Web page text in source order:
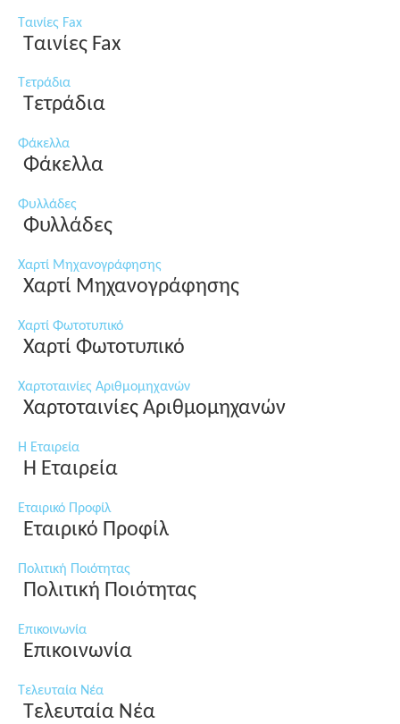
Ταινίες Fax
Ταινίες Fax
Τετράδια
Τετράδια
Φάκελλα
Φάκελλα
Φυλλάδες
Φυλλάδες
Χαρτί Μηχανογράφησης
Χαρτί Μηχανογράφησης
Χαρτί Φωτοτυπικό
Χαρτί Φωτοτυπικό
Χαρτοταινίες Αριθμομηχανών
Χαρτοταινίες Αριθμομηχανών
Η Εταιρεία
Η Εταιρεία
Εταιρικό Προφίλ
Εταιρικό Προφίλ
Πολιτική Ποιότητας
Πολιτική Ποιότητας
Επικοινωνία
Επικοινωνία
Τελευταία Νέα
Τελευταία Νέα